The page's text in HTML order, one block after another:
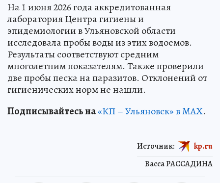
На 1 июня 2026 года аккредитованная
лаборатория Центра гигиены и
эпидемиологии в Ульяновской области
исследовала пробы воды из этих водоемов.
Результаты соответствуют средним
многолетним показателям. Также проверили
две пробы песка на паразитов. Отклонений от
гигиенических норм не нашли.
Подписывайтесь на«КП – Ульяновск» в MAX.
Васса РАССАДИНА
Источник: kp.ru